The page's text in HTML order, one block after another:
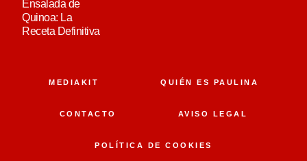
Ensalada de
Quinoa: La
Receta Definitiva
MEDIAKIT QUIÉN ES PAULINA
CONTACTO AVISO LEGAL
POLÍTICA DE COOKIES